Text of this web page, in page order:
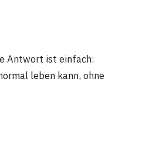
Antwort ist einfach:
leben kann, ohne